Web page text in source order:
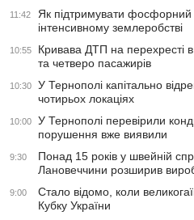
11:42
Як підтримувати фосфорний
інтенсивному землеробстві
10:55
Кривава ДТП на перехресті
та четверо пасажирів
10:30
У Тернополі капітально
чотирьох локаціях
10:00
У Тернополі перевірили
порушення вже виявили
9:30
Понад 15 років у швейній
Лановеччини розширив
9:00
Стало відомо, коли
Кубку України